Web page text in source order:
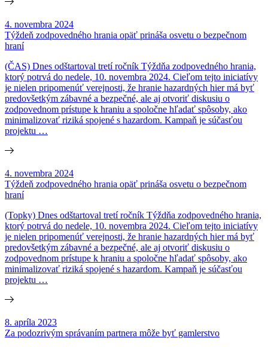
4. novembra 2024
Týždeň zodpovedného hrania opäť prináša osvetu o bezpečnom
hraní
(ČAS) Dnes odštartoval tretí ročník Týždňa zodpovedného hrania,
ktorý potrvá do nedele, 10. novembra 2024. Cieľom tejto iniciatívy
je nielen pripomenúť verejnosti, že hranie hazardných hier má byť
predovšetkým zábavné a bezpečné, ale aj otvoriť diskusiu o
zodpovednom prístupe k hraniu a spoločne hľadať spôsoby, ako
minimalizovať riziká spojené s hazardom. Kampaň je súčasťou
projektu …
4. novembra 2024
Týždeň zodpovedného hrania opäť prináša osvetu o bezpečnom
hraní
(Topky) Dnes odštartoval tretí ročník Týždňa zodpovedného hrania,
ktorý potrvá do nedele, 10. novembra 2024. Cieľom tejto iniciatívy
je nielen pripomenúť verejnosti, že hranie hazardných hier má byť
predovšetkým zábavné a bezpečné, ale aj otvoriť diskusiu o
zodpovednom prístupe k hraniu a spoločne hľadať spôsoby, ako
minimalizovať riziká spojené s hazardom. Kampaň je súčasťou
projektu …
8. apríla 2023
Za podozrivým správaním partnera môže byť gamlerstvo